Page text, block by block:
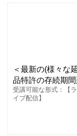
＜最新の(様々な
品特許の存続期
受講可能な形式：【
イブ配信】